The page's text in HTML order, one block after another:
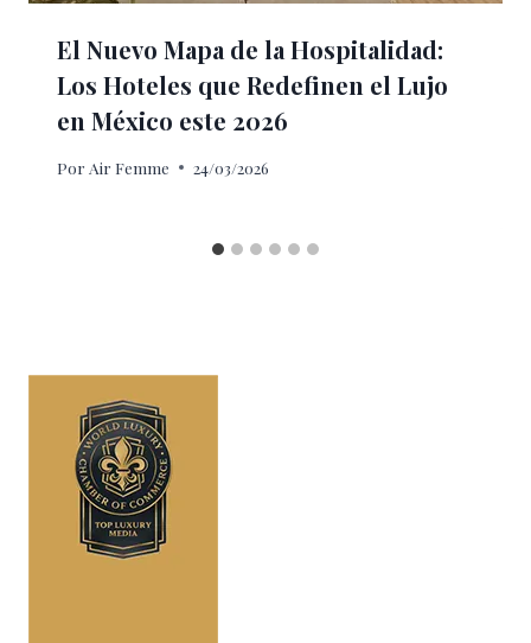
El Nuevo Mapa de la Hospitalidad:
Los Hoteles que Redefinen el Lujo
en México este 2026
Por Air Femme 24/03/2026